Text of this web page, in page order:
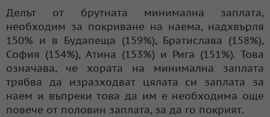
Делът от брутната минимална заплата,
необходим за покриване на наема, надхвърля
150% и в Будапеща (159%), Братислава (158%),
София (154%), Атина (153%) и Рига (151%). Това
означава, че хората на минимална заплата
трябва да изразходват цялата си заплата за
наем и въпреки това да им е необходима още
повече от половин заплата, за да го покрият.